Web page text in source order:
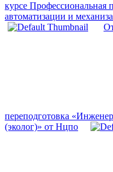
курсе Профессиональная
автоматизации и
переподготовка
(эколог)» от Нцпо